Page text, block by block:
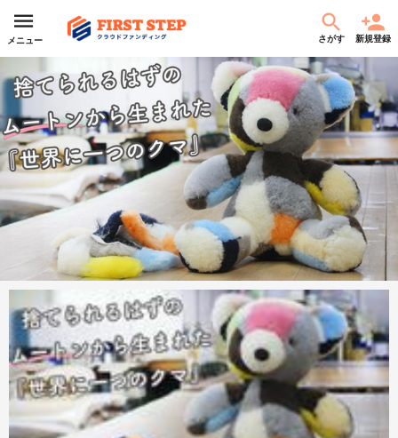
メニュー さがす 新規登録